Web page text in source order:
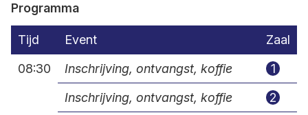
Programma
Tijd Event
Zaal
08:30
Inschrijving, ontvangst, koffie
1
Inschrijving, ontvangst, koffie
2